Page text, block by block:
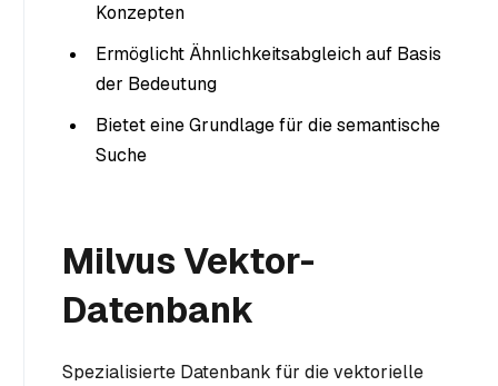
Konzepten
Ermöglicht Ähnlichkeitsabgleich auf Basis
der Bedeutung
Bietet eine Grundlage für die semantische
Suche
Milvus Vektor-
Datenbank
Spezialisierte Datenbank für die vektorielle